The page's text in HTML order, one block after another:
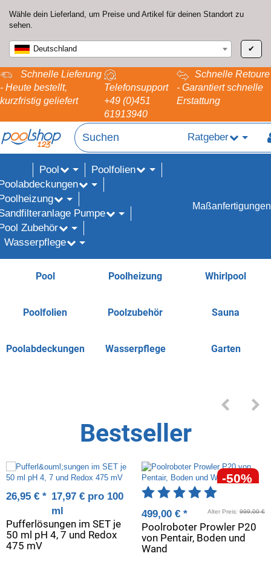
Wähle dein Lieferland, um Preise und Artikel für deinen Standort zu
sehen.
Deutschland ✔
Schnelle Lieferung
- Heute bestellt,
kurzfristig geliefert
Telefonsupport
+49 (0)451
61913940
Schnelle Retoure
- Garantiert schnelle
Erstattung
Ratgeber
Pool
Poolfolien
Pumpe
Zubehör
Wasserpflege
Maßanfertigungen
Pool
Poolfolien
Poolabdeckungen
Poolheizung
Poolzubehör
Wasserpflege
Whirlpool
Sauna
Garten
Bestseller
Pufferlösungen im SET je
50 ml pH 4, 7 und Redox
475 mV
26,95 € * 17,97 € pro 100
ml
-50%
Poolroboter Prowler P20
von Pentair, Boden und
Wand
Artikelbewertung: 5
499,00 € * Alter Preis: 999,00 €